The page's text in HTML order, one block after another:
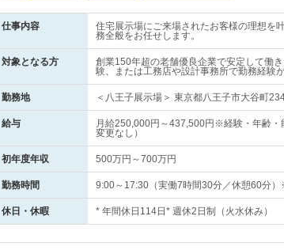
仕事内容
住宅展示場にご来場されたお客様の理想を
務全般をお任せします。
対象となる方
創業150年超の老舗優良企業で安定して働
験、または工務店や設計事務所で勤務経験
勤務地 ＜八王子展示場＞ 東京都八王子市大谷町
給与
月給250,000円～437,500円※経験・年齢
変更なし）
初年度年収 500万円～700万円
勤務時間 9:00～17:30（実働7時間30分／休憩60分
休日・休暇 * 年間休日114日* 週休2日制（火水休み